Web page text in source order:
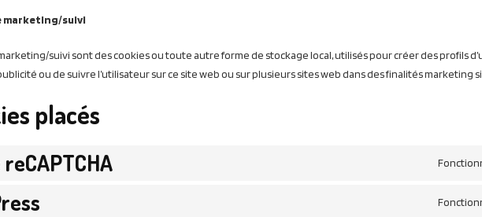
marketing/suivi
suivi sont des cookies ou toute autre forme de stockage local, utilisés pour créer des profils
ou de suivre l’utilisateur sur ce site web ou sur plusieurs sites web dans des finalités marketing
placés